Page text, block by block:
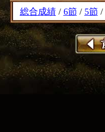
総合成績/ 6節 / 5節 /